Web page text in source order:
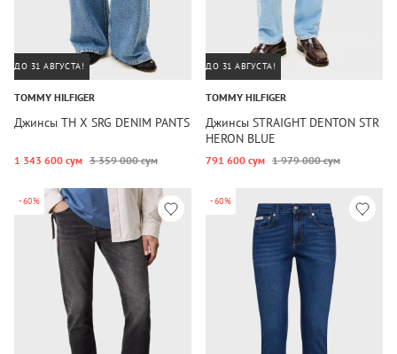
ДО 31 АВГУСТА!
TOMMY HILFIGER
Джинсы TH X SRG DENIM PANTS
1 343 600 сум 3 359 000 сум
ДО 31 АВГУСТА!
TOMMY HILFIGER
Джинсы STRAIGHT DENTON STR
HERON BLUE
791 600 сум 1 979 000 сум
-60% -60%